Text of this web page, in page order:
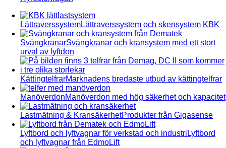
LättraverssystemLättraverssystem och skensystem KBK
SvängkranarSvängkranar och kransystem med ett stort
urval av lyftdon
KättingtelfrarMarknadens bredaste utbud av kättingtelfrar
ManöverdonManöverdon med hög säkerhet och kapacitet
Lastmätning & KransäkerhetProdukter från Gigasense
Lyftbord och lyftvagnar för verkstad och industri Lyftbord
och lyftvagnar från EdmoLift